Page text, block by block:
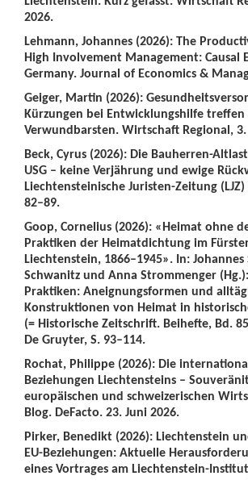
2026.
Lehmann, Johannes (2026): The
High Involvement Management: Causal
Germany. Journal of Economics &
Geiger, Martin (2026):
Kürzungen bei Entwicklungshilfe treffen
Verwundbarsten. Wirtschaft Regional, 3.
Beck, Cyrus (2026): Die Bauherren-
USG – keine Verjährung und ewige
Liechtensteinische Juristen-Zeitung (LJZ)
82–89.
Goop, Cornelius (2026): «Heimat ohne
Praktiken der Heimatdichtung im
Liechtenstein, 1866–1945». In:
Schwanitz und Anna Strommenger
Praktiken: Aneignungsformen und
Konstruktionen von Heimat in
(= Historische Zeitschrift. Beihefte, Bd.
De Gruyter, S. 93–114.
Rochat, Philippe (2026): Die
Beziehungen Liechtensteins –
europäischen und schweizerischen
Blog. DeFacto. 23. Juni 2026.
Pirker, Benedikt (2026): Liechtenstein
EU-Beziehungen: Aktuelle
eines Vortrages am Liechtenstein-